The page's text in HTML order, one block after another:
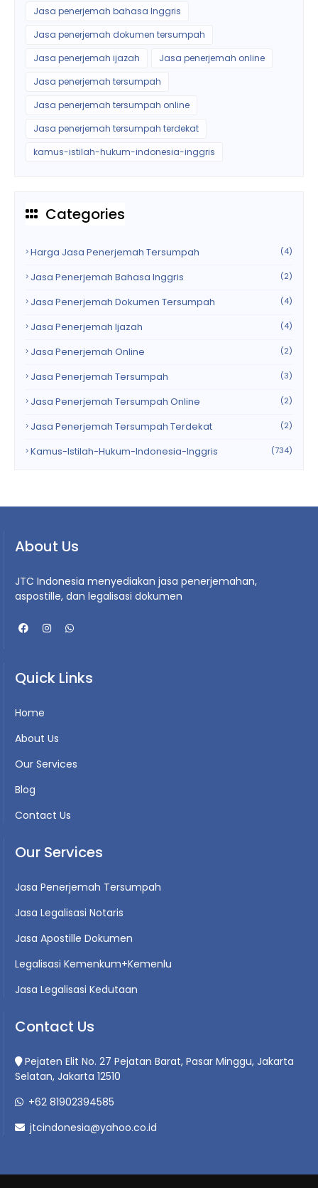
Jasa penerjemah bahasa Inggris
Jasa penerjemah dokumen tersumpah
Jasa penerjemah ijazah
Jasa penerjemah online
Jasa penerjemah tersumpah
Jasa penerjemah tersumpah online
Jasa penerjemah tersumpah terdekat
kamus-istilah-hukum-indonesia-inggris
Categories
Harga Jasa Penerjemah Tersumpah (4)
Jasa Penerjemah Bahasa Inggris (2)
Jasa Penerjemah Dokumen Tersumpah (4)
Jasa Penerjemah Ijazah (4)
Jasa Penerjemah Online (2)
Jasa Penerjemah Tersumpah (3)
Jasa Penerjemah Tersumpah Online (2)
Jasa Penerjemah Tersumpah Terdekat (2)
Kamus-Istilah-Hukum-Indonesia-Inggris (734)
About Us
JTC Indonesia menyediakan jasa penerjemahan,
aspostille, dan legalisasi dokumen
Quick Links
Home
About Us
Our Services
Blog
Contact Us
Our Services
Jasa Penerjemah Tersumpah
Jasa Legalisasi Notaris
Jasa Apostille Dokumen
Legalisasi Kemenkum+Kemenlu
Jasa Legalisasi Kedutaan
Contact Us
Pejaten Elit No. 27 Pejatan Barat, Pasar Minggu, Jakarta
Selatan, Jakarta 12510
+62 81902394585
jtcindonesia@yahoo.co.id